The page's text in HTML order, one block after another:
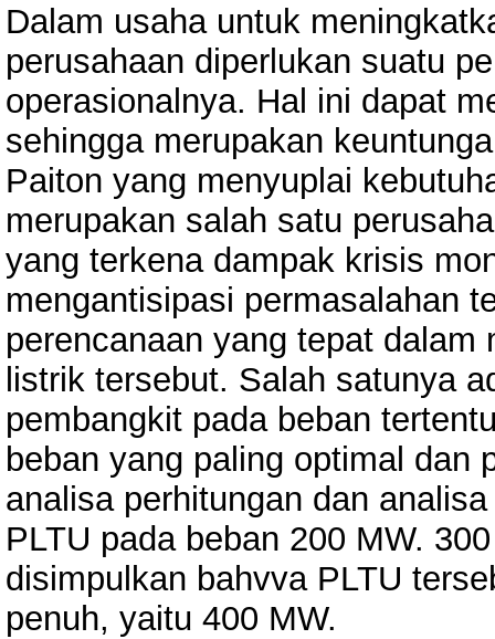
Dalam usaha untuk
perusahaan diperlukan suatu
operasionalnya. Hal ini dapat
sehingga merupakan
Paiton yang menyuplai
merupakan salah satu
yang terkena dampak krisis
mengantisipasi permasalahan
perencanaan yang tepat
listrik tersebut. Salah satunya
pembangkit pada beban
beban yang paling optimal dan
analisa perhitungan dan
PLTU pada beban 200 MW.
disimpulkan bahvva PLTU
penuh, yaitu 400 MW.